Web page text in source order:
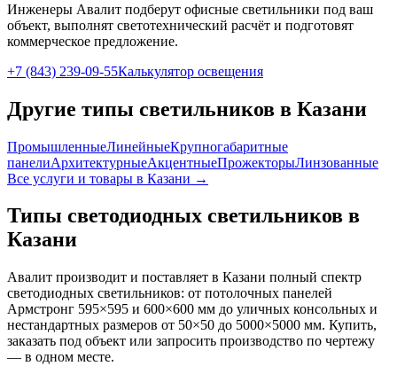
Инженеры Авалит подберут офисные светильники под ваш
объект, выполнят светотехнический расчёт и подготовят
коммерческое предложение.
+7 (843) 239-09-55Калькулятор освещения
Другие типы светильников в Казани
ПромышленныеЛинейныеКрупногабаритные
панелиАрхитектурныеАкцентныеПрожекторыЛинзованные
Все услуги и товары в Казани →
Типы светодиодных светильников в
Казани
Авалит производит и поставляет в Казани полный спектр
светодиодных светильников: от потолочных панелей
Армстронг 595×595 и 600×600 мм до уличных консольных и
нестандартных размеров от 50×50 до 5000×5000 мм. Купить,
заказать под объект или запросить производство по чертежу
— в одном месте.